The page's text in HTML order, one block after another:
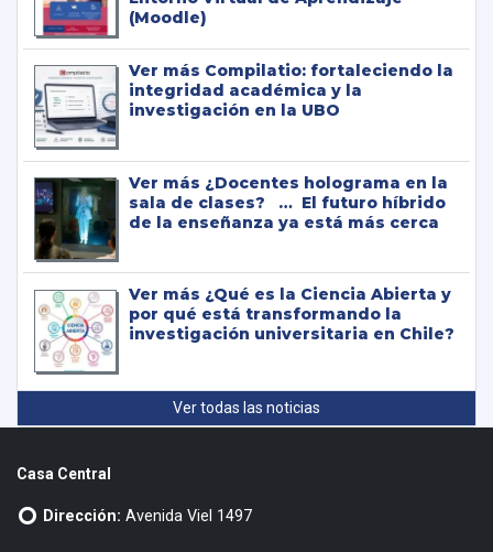
(Moodle)
Compilatio: fortaleciendo la
integridad académica y la
investigación en la UBO
¿Docentes holograma en la
sala de clases? … El futuro híbrido
de la enseñanza ya está más cerca
¿Qué es la Ciencia Abierta y
por qué está transformando la
investigación universitaria en Chile?
Ver todas las noticias
Casa Central
Dirección: Avenida Viel 1497